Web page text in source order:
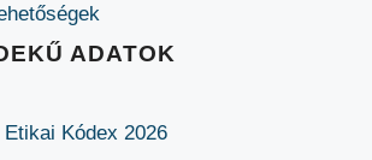
ADATOK
Kódex 2026